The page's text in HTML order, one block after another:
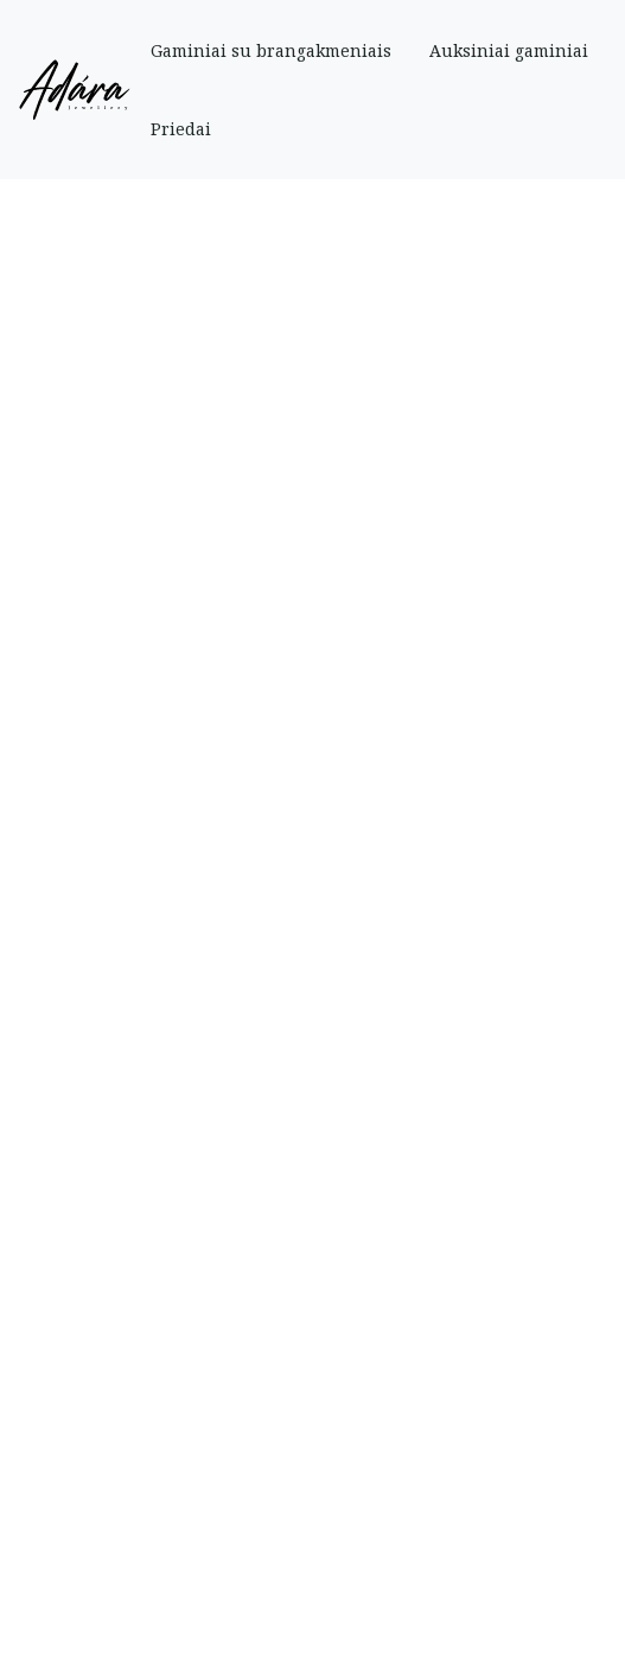
Gaminiai su brangakmeniais Auksiniai gaminiai
Priedai
Pradinis Parduotuve » Auksiniai